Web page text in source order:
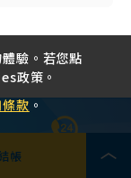
帳
24小時線上客
驗。若您點
政策。
款 。